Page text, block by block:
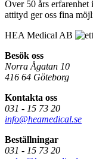
Över 50 års
attityd ger oss fina
HEA Medical AB
Besök oss
Norra Ågatan 10
416 64 Göteborg
Kontakta oss
031 - 15 73 20
info@heamedical.se
Beställningar
031 - 15 73 20